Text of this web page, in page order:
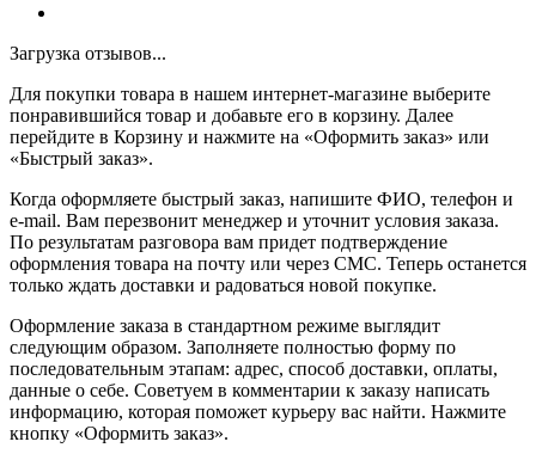
Загрузка отзывов...
Для покупки товара в нашем интернет-магазине выберите
понравившийся товар и добавьте его в корзину. Далее
перейдите в Корзину и нажмите на «Оформить заказ» или
«Быстрый заказ».
Когда оформляете быстрый заказ, напишите ФИО, телефон и
e-mail. Вам перезвонит менеджер и уточнит условия заказа.
По результатам разговора вам придет подтверждение
оформления товара на почту или через СМС. Теперь останется
только ждать доставки и радоваться новой покупке.
Оформление заказа в стандартном режиме выглядит
следующим образом. Заполняете полностью форму по
последовательным этапам: адрес, способ доставки, оплаты,
данные о себе. Советуем в комментарии к заказу написать
информацию, которая поможет курьеру вас найти. Нажмите
кнопку «Оформить заказ».